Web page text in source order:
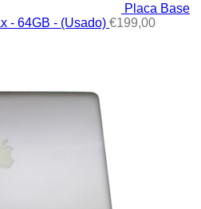
Placa Base
- 64GB - (Usado) €199,00